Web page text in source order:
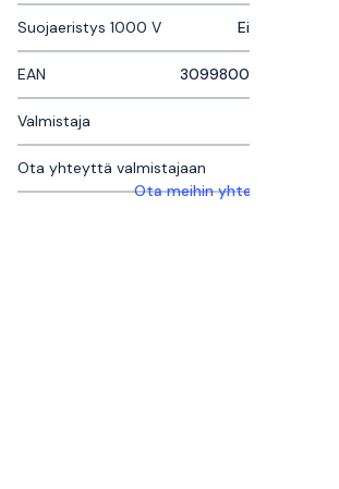
Suojaeristys 1000 V Ei
EAN 3099800
Valmistaja
Ota yhteyttä valmistajaan
Ota meihin yhteyttä